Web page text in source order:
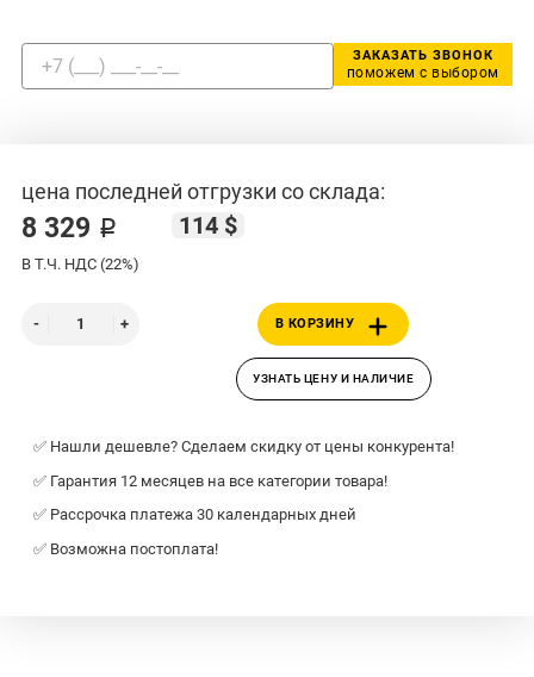
ЗАКАЗАТЬ ЗВОНОК
поможем с выбором
цена последней отгрузки со склада:
8 329 ₽ 114 $
В Т.Ч. НДС (22%)
В КОРЗИНУ
УЗНАТЬ ЦЕНУ И НАЛИЧИЕ
✅ Нашли дешевле? Сделаем скидку от цены конкурента!
✅ Гарантия 12 месяцев на все категории товара!
✅ Рассрочка платежа 30 календарных дней
✅ Возможна постоплата!